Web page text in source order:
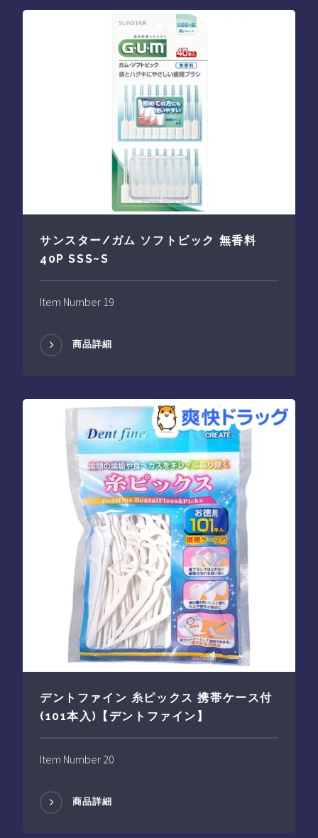
サンスター/ガム ソフトピック 無香料
40P SSS~S
Item Number 19
商品詳細
デントファイン 糸ピックス 携帯ケース付
(101本入)【デントファイン】
Item Number 20
商品詳細